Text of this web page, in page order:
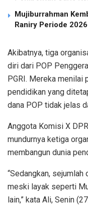
Mujiburrahman
Raniry Periode
Akibatnya, tiga
diri dari POP
PGRI. Mereka menilai
pendidikan yang
dana POP tidak jelas
Anggota Komisi X
mundurnya ketiga
membangun dunia
“Sedangkan,
meski layak seperti
lain,” kata Ali, Senin